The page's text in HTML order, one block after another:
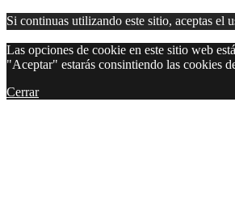
Si continuas utilizando este sitio, aceptas el
Las opciones de cookie en este sitio web
"Aceptar" estarás consintiendo las cookies
Cerrar